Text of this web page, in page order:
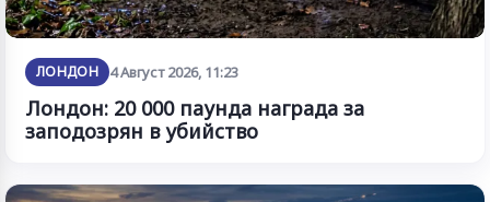
ЛОНДОН 4 Август 2026, 11:23
Лондон: 20 000 паунда награда за
заподозрян в убийство